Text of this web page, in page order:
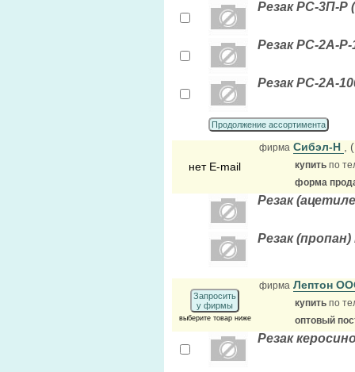
Резак РС-3П-Р
Резак РС-2А-Р-
Резак РС-2А-
Продолжение ассортимента
нет E-mail
фирма Сибэл-Н ,
купить по
форма
Резак
Резак
Запросить
у фирмы
выберите товар ниже
фирма Лептон
купить по
оптовый
Резак